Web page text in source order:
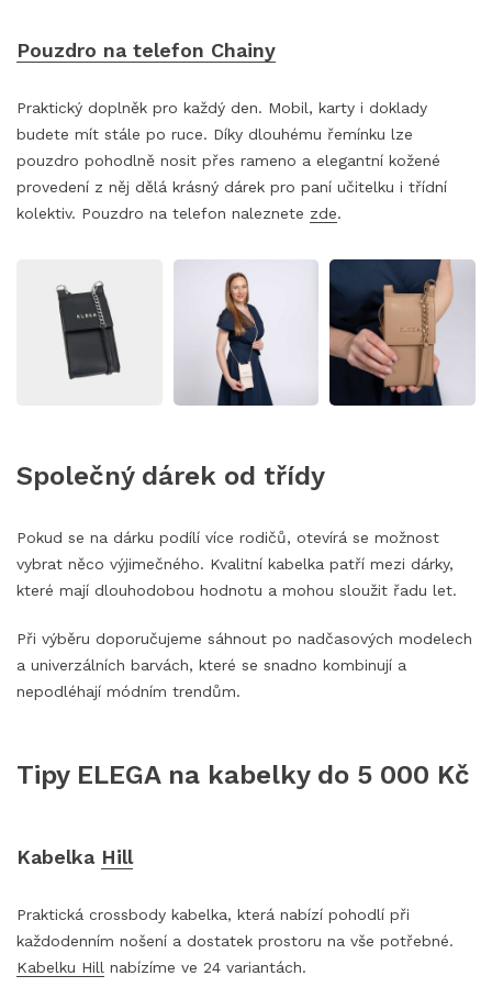
Pouzdro na telefon Chainy
Praktický doplněk pro každý den. Mobil, karty i doklady
budete mít stále po ruce. Díky dlouhému řemínku lze
pouzdro pohodlně nosit přes rameno a elegantní kožené
provedení z něj dělá krásný dárek pro paní učitelku i třídní
kolektiv. Pouzdro na telefon naleznete zde.
Společný dárek od třídy
Pokud se na dárku podílí více rodičů, otevírá se možnost
vybrat něco výjimečného. Kvalitní kabelka patří mezi dárky,
které mají dlouhodobou hodnotu a mohou sloužit řadu let.
Při výběru doporučujeme sáhnout po nadčasových modelech
a univerzálních barvách, které se snadno kombinují a
nepodléhají módním trendům.
Tipy ELEGA na kabelky do 5 000 Kč
Kabelka Hill
Praktická crossbody kabelka, která nabízí pohodlí při
každodenním nošení a dostatek prostoru na vše potřebné.
Kabelku Hill nabízíme ve 24 variantách.